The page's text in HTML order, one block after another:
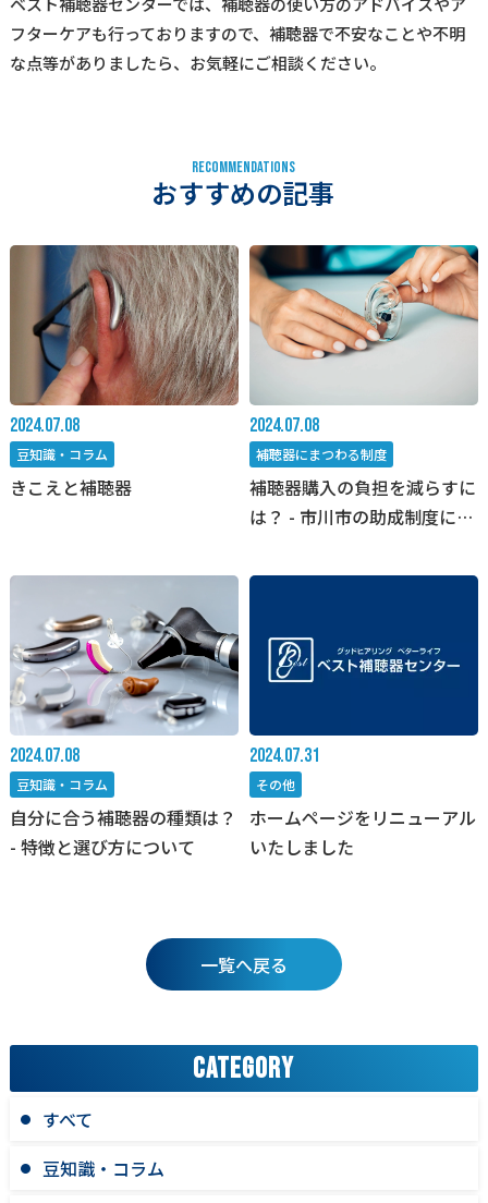
フターケアも行っておりますので、補聴器で不安なことや不明
な点等がありましたら、お気軽にご相談ください。
RECOMMENDATIONS
おすすめの記事
2024.07.08
豆知識・コラム
きこえと補聴器
2024.07.08
補聴器にまつわる制度
補聴器購入の負担を減らすに
は？ - 市川市の助成制度につ
2024.07.08
豆知識・コラム
自分に合う補聴器の種類は？
- 特徴と選び方について
2024.07.31
その他
ホームページをリニューアル
いたしました
一覧へ戻る
CATEGORY
すべて
豆知識・コラム